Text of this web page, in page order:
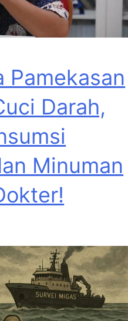
Pamekasan
Darah,
Minuman